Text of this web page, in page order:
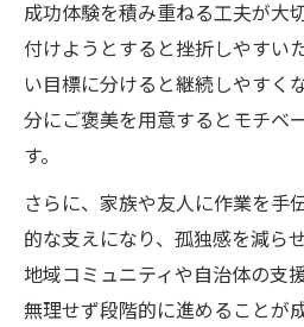
成功体験を積み重ねる工夫が大
付けようとすると挫折しやすい
い目標に分けると継続しやすく
分にご褒美を用意するとモチベ
す。
さらに、家族や友人に作業を手
的な支えになり、孤独感を減ら
地域コミュニティや自治体の支
無理せず段階的に進めることが